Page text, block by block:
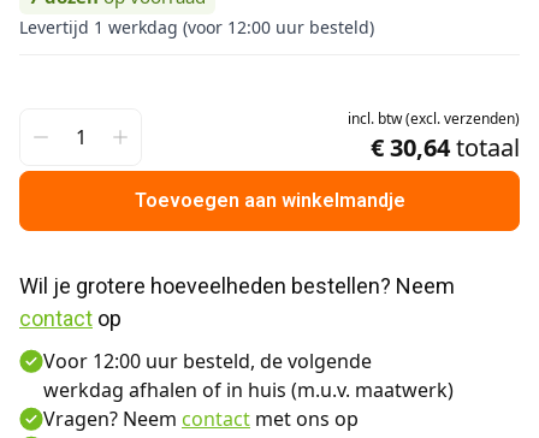
Levertijd 1 werkdag (voor 12:00 uur besteld)
incl. btw(excl.verzenden)
€ 30,64totaal
Toevoegen aan winkelmandje
contact op
Voor 12:00 uur besteld, de volgende
werkdag afhalen of in huis (m.u.v. maatwerk)
Vragen? Neem contact met ons op